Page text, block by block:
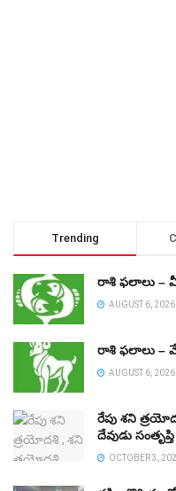
Trending
రాశి ఫలాలు –
AUGUST 6, 2026
రాశి ఫలాలు –
AUGUST 6, 2026
రేపు శని
దేవుడు
OCTOBER 3,